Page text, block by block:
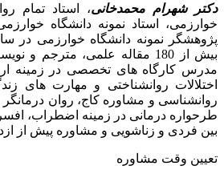
دکتر شهرام محمدخانی، استاد تمام
مدرس کارگاه­ های تخصصی در زمینه
اختلالات روانشناختی و مهارت های
طرحواره درمانی در زمینه اضطراب،
بین فردی و زناشویی و مشاوره پیش از
تعیین وقت مشاوره